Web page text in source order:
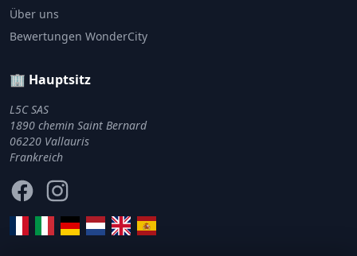
Über uns
Bewertungen WonderCity
🏢 Hauptsitz
L5C SAS
1890 chemin Saint Bernard
06220 Vallauris
Frankreich
FacebookInstagram